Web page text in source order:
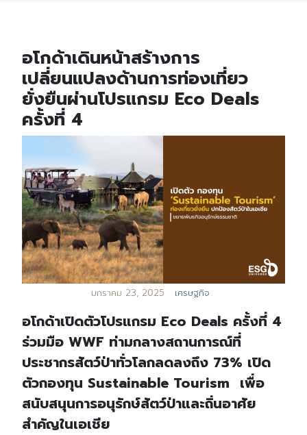
อโกด้าเดินหน้าสร้างการ
เปลี่ยนแปลงด้านการท่องเที่ยว
ยั่งยืนผ่านโปรแกรม Eco Deals
ครั้งที่ 4
มกราคม 23, 2025 เศรษฐกิจ
อโกด้าเปิดตัวโปรแกรม Eco Deals ครั้งที่ 4
ร่วมมือ WWF ท่ามกลางสถานการณ์ที่
ประชากรสัตว์ป่าทั่วโลกลดลงถึง 73% เปิด
ตัวกองทุน Sustainable Tourism เพื่อ
สนับสนุนการอนุรักษ์สัตว์ป่าและถิ่นอาศัย
สำคัญในเอเชีย